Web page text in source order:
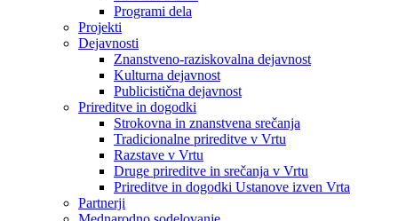
Programi dela
Projekti
Dejavnosti
Znanstveno-raziskovalna dejavnost
Kulturna dejavnost
Publicistična dejavnost
Prireditve in dogodki
Strokovna in znanstvena srečanja
Tradicionalne prireditve v Vrtu
Razstave v Vrtu
Druge prireditve in srečanja v Vrtu
Prireditve in dogodki Ustanove izven Vrta
Partnerji